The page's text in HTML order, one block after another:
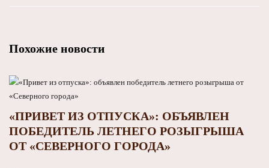
Похожие новости
«ПРИВЕТ ИЗ ОТПУСКА»: ОБЪЯВЛЕН
ПОБЕДИТЕЛЬ ЛЕТНЕГО РОЗЫГРЫША
ОТ «СЕВЕРНОГО ГОРОДА»